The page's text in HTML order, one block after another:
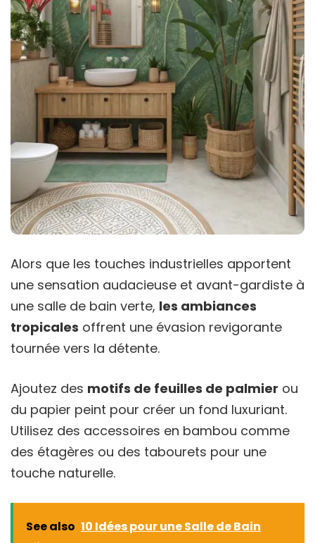
Alors que les touches industrielles apportent
une sensation audacieuse et avant-gardiste à
une salle de bain verte, les ambiances
tropicales offrent une évasion revigorante
tournée vers la détente.
Ajoutez des motifs de feuilles de palmier ou
du papier peint pour créer un fond luxuriant.
Utilisez des accessoires en bambou comme
des étagères ou des tabourets pour une
touche naturelle.
See also 10 Idées pour une Salle de Bain